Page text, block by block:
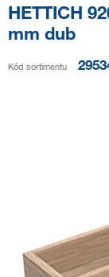
HETTICH
mm dub
Kód sortimentu